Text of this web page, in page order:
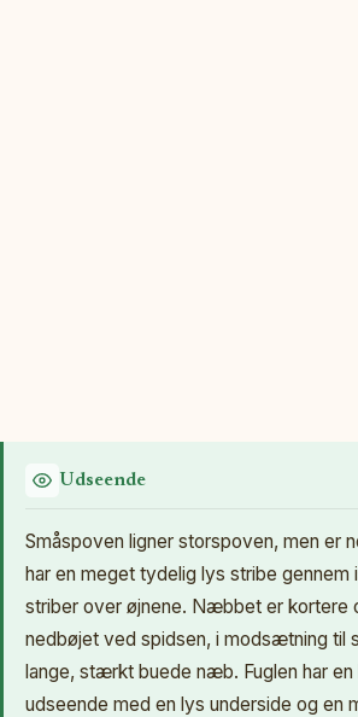
Udseende
Småspoven ligner storspoven, men er
har en meget tydelig lys stribe gennem
striber over øjnene. Næbbet er kortere
nedbøjet ved spidsen, i modsætning til
lange, stærkt buede næb. Fuglen har en
udseende med en lys underside og en